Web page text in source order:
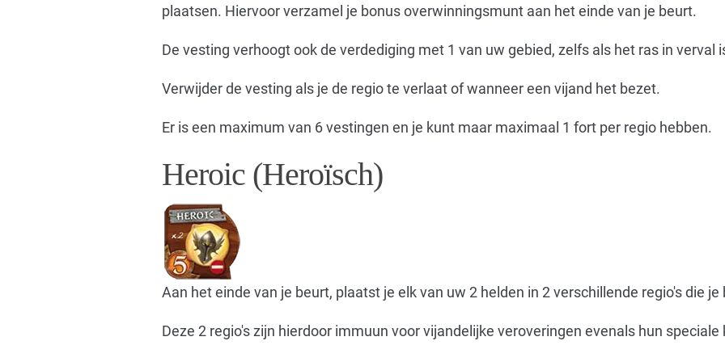
plaatsen. Hiervoor verzamel je bonus overwinningsmunt aan het einde van je beurt.
De vesting verhoogt ook de verdediging met 1 van uw gebied, zelfs als het ras in verval
Verwijder de vesting als je de regio te verlaat of wanneer een vijand het bezet.
Er is een maximum van 6 vestingen en je kunt maar maximaal 1 fort per regio hebben.
Heroic (Heroïsch)
Aan het einde van je beurt, plaatst je elk van uw 2 helden in 2 verschillende regio's die je
Deze 2 regio's zijn hierdoor immuun voor vijandelijke veroveringen evenals hun speciale